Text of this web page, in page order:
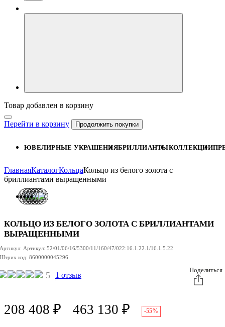
Товар добавлен в корзину
Перейти в корзину Продолжить покупки
ЮВЕЛИРНЫЕ УКРАШЕНИЯБРИЛЛИАНТЫКОЛЛЕКЦИИ
ГлавнаяКаталогКольцаКольцо из белого золота с
бриллиантами выращенными
КОЛЬЦО ИЗ БЕЛОГО ЗОЛОТА С БРИЛЛИАНТАМИ
ВЫРАЩЕННЫМИ
Артикул: Артикул: 52/01/06/16/5300/11/160/47/022:16.1.22.1/16.1.5.22
Штрих код: 8600000045296
5 1 отзыв
Поделиться
208 408 ₽ 463 130 ₽ -55%